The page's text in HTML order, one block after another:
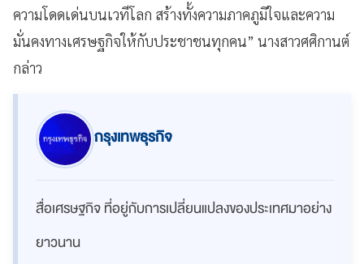
ความโดดเด่นบนเวทีโลก สร้างทั้งความภาคภูมิใจและความ
มั่นคงทางเศรษฐกิจให้กับประชาชนทุกคน” นางสาวศศิกานต์
กล่าว
กรุงเทพธุรกิจ
สื่อเศรษฐกิจ ที่อยู่กับการเปลี่ยนแปลงของประเทศมาอย่าง
ยาวนาน